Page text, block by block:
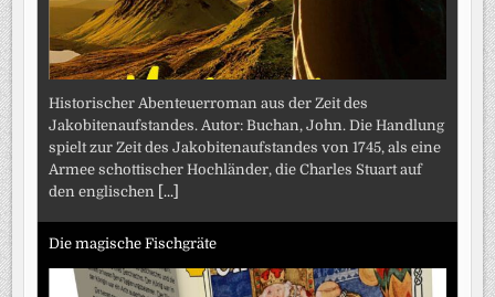
Historischer Abenteuerroman aus der Zeit des
Jakobitenaufstandes. Autor: Buchan, John. Die Handlung
spielt zur Zeit des Jakobitenaufstandes von 1745, als eine
Armee schottischer Hochländer, die Charles Stuart auf
den englischen [...]
Die magische Fischgräte